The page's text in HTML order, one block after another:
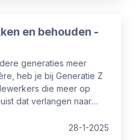
en behouden -
generaties meer
heb je bij Generatie Z
die meer op
dat verlangen naar
het ook lastig maken om
28-1-2025